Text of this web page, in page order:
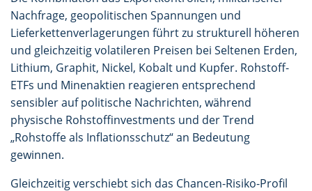
Nachfrage, geopolitischen Spannungen und
Lieferkettenverlagerungen führt zu strukturell höheren
und gleichzeitig volatileren Preisen bei Seltenen Erden,
Lithium, Graphit, Nickel, Kobalt und Kupfer. Rohstoff-
ETFs und Minenaktien reagieren entsprechend
sensibler auf politische Nachrichten, während
physische Rohstoffinvestments und der Trend
„Rohstoffe als Inflationsschutz“ an Bedeutung
gewinnen.
Gleichzeitig verschiebt sich das Chancen-Risiko-Profil